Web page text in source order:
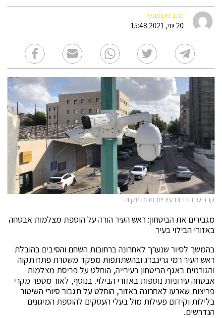
כתב מקומונט
20 יוני, 2021 15:48
קרדיט: דוברות עיריית פתח תקווה
מגבירים את הביטחון: ראש העיר הורה על הוספת מצלמות אבטחה
באזורי הבילוי בעיר
בהמשך לסיור שנערך לאחרונה ברחובות השחם והסיבים בהובלת
ראש העיר רמי גרינברג ובהשתתפות מפקד משטרת פתח תקוה
והגורמים באגף הביטחון בעירייה, הוחלט על פריסת מצלמות
אבטחה עירוניות נוספות באזורי הבילוי. בנוסף, לאור מספר מקרי
פריצות שארעו לאחרונה באזור, הוחלט על תגבור סיורי השיטור
בלילות וקידום פעילות מול בעלי העסקים להוספת המיגונים
הנדרשים.